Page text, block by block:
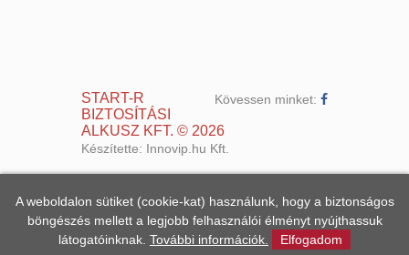
Kövessen minket:
START-R
BIZTOSÍTÁSI
ALKUSZ KFT. © 2026
Készítette: Innovip.hu Kft.
A weboldalon sütiket (cookie-kat) használunk, hogy a biztonságos
böngészés mellett a legjobb felhasználói élményt nyújthassuk
látogatóinknak. További információk. Elfogadom